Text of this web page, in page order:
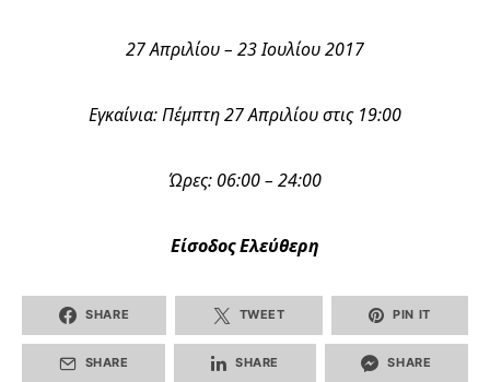
27 Απριλίου – 23 Ιουλίου 2017
Eγκαίνια: Πέμπτη 27 Απριλίου στις 19:00
Ώρες: 06:00 – 24:00
Είσοδος Ελεύθερη
SHARE TWEET PIN IT
SHARE SHARE SHARE